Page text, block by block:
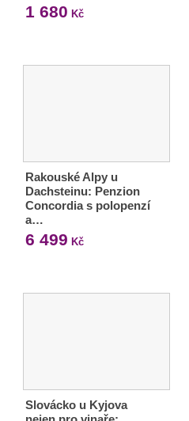
1 680 Kč
Rakouské Alpy u
Dachsteinu: Penzion
Concordia s polopenzí
a…
6 499 Kč
Slovácko u Kyjova